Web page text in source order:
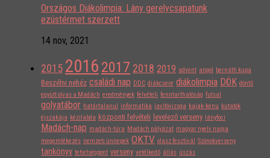
Országos Diákolimpia: Lány gerelycsapatunk
ezüstérmet szerzett
14 nov, 2021
2015 2016 2017 2018 2019 advent angol bernáth kupa
Beszélni nehéz családi nap DDC diákcsere diákolimpia DÖK döntő
együtt olvas a Madách eredmények felvételi fenntarthatóság futsal
golyatábor határtalanul informatika javítóvizsga kajak-kenu kutatók
éjszakája kézilabda központi felvételi levelező verseny lányfoci
Madách-nap madách-túra Madách pályázat magyar nyelv napja
megemlékezés nemzeti ünnepek OKTV olasz fesztivál Szónokverseny
tankönyv tehetségpont verseny vetélkedő állás úszás